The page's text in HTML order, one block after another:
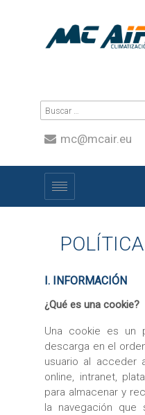
mc@mcair.eu
I. INFORMACIÓN
¿Qué es una cookie?
Una cookie es un
descarga en el
usuario al acceder
online, intranet,
para almacenar y
la navegación